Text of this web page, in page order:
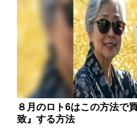
８月のロト6はこの方法で
致』する方法